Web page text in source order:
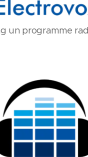
un programme